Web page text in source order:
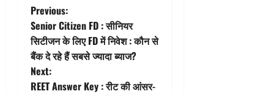
P
o
s
Previous:
Senior Citizen FD : सीनियर
सिटीजन के लिए FD में निवेश : कौन से
बैंक दे रहे हैं सबसे ज्यादा ब्याज?
Next:
REET Answer Key : रीट की आंसर-